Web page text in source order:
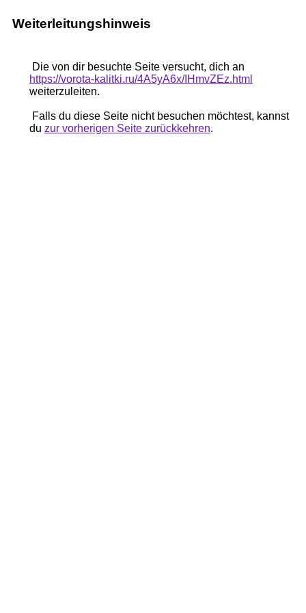
Weiterleitungshinweis
Die von dir besuchte Seite versucht, dich an
https://vorota-kalitki.ru/4A5yA6x/IHmvZEz.html
weiterzuleiten.
Falls du diese Seite nicht besuchen möchtest, kannst
du zur vorherigen Seite zurückkehren.